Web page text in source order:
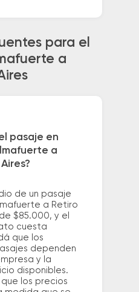
para el
a
pasaje en
a
de un pasaje
a Retiro
$85.000, y el
cuesta
que los
dependen
y la
disponibles.
los precios